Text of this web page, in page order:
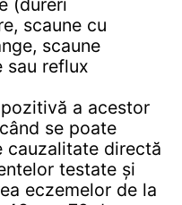
scaune cu
scaune
sau reflux
a acestor
se poate
cauzalitate directă
testate și
eczemelor de la